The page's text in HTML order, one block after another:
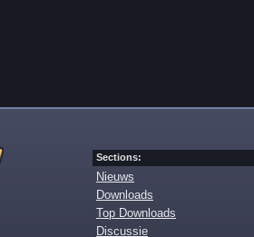
Sections:
Nieuws
Downloads
Top Downloads
Discussie